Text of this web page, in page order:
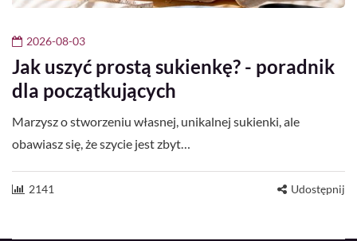
2026-08-03
Jak uszyć prostą sukienkę? - poradnik
dla początkujących
Marzysz o stworzeniu własnej, unikalnej sukienki, ale
obawiasz się, że szycie jest zbyt…
2141 Udostępnij